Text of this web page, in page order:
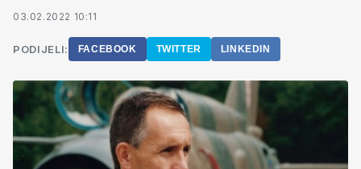
03.02.2022 10:11
PODIJELI: FACEBOOK TWITTER LINKEDIN